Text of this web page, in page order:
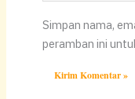
Simpan nama,
peramban ini